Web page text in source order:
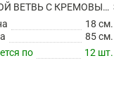
ЗВЕРОБОЙ ВЕТВЬ С КРЕМОВЫМИ ЦВЕТАМИ ИСКУССТВЕННЫЙ
18 см.
85 см.
по
12 шт.